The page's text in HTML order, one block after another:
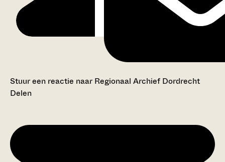
Stuur een reactie naar Regionaal Archief Dordrecht
Delen